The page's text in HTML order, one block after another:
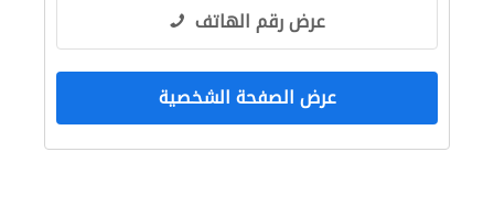
عرض رقم الهاتف
عرض الصفحة الشخصية